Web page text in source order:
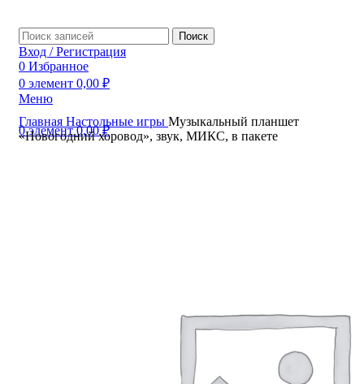
Поиск
Вход / Регистрация
0 Избранное
0 элемент 0,00 ₽
Меню
0элемент 0,00₽
Главная Настольные игры Музыкальный планшет
«Новогодний хоровод», звук, МИКС, в пакете